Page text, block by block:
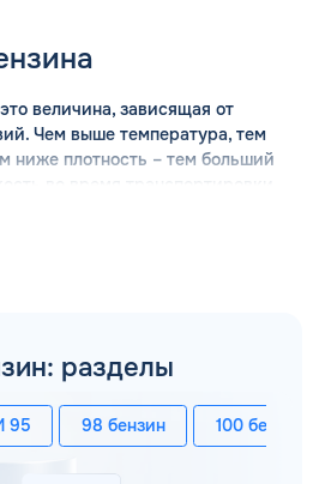
величина, зависящая от
Чем выше температура, тем
ниже плотность – тем больший
во время транспортировки.
измерение плотности состава.
разделы
95 98 бензин 100 бензин